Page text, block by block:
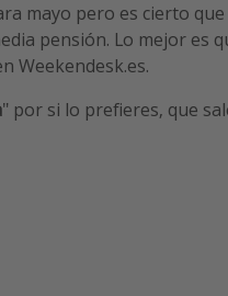
mayo pero es cierto
pensión. Lo mejor es
Weekendesk.es.
" por si lo prefieres, que